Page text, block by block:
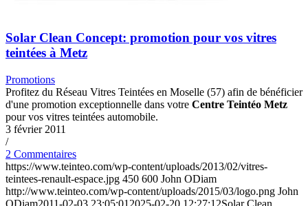
Solar Clean Concept: promotion pour vos vitres
teintées à Metz
Promotions
Profitez du Réseau Vitres Teintées en Moselle (57) afin de bénéficier
d'une promotion exceptionnelle dans votre Centre Teintéo Metz
pour vos vitres teintées automobile.
3 février 2011
/
2 Commentaires
https://www.teinteo.com/wp-content/uploads/2013/02/vitres-
teintees-renault-espace.jpg 450 600 John ODiam
http://www.teinteo.com/wp-content/uploads/2015/03/logo.png John
ODiam2011-02-03 23:05:01 2025-02-20 12:27:12Solar Clean